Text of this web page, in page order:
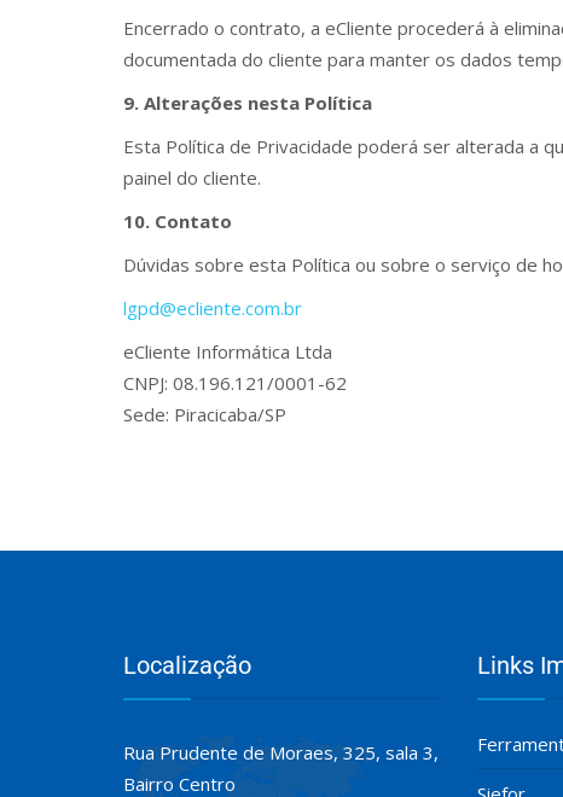
Encerrado o contrato, a eCliente procederá à
documentada do cliente para manter os dados
9. Alterações nesta Política
Esta Política de Privacidade poderá ser alterada a
painel do cliente.
10. Contato
Dúvidas sobre esta Política ou sobre o serviço de
lgpd@ecliente.com.br
eCliente Informática Ltda
CNPJ: 08.196.121/0001-62
Sede: Piracicaba/SP
Localização
Rua Prudente de Moraes, 325, sala 3,
Bairro Centro
Links